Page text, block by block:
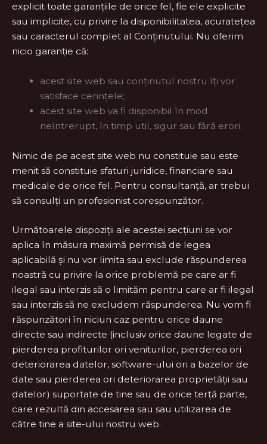
explicit toate garanțiile de orice fel, fie ele explicite
sau implicite, cu privire la disponibilitatea, acuratețea
sau caracterul complet al Conținutului. Nu oferim
nicio garanție că:
acest site web sau conținutul nostru îți vor
satisface cerințele;
acest site web va fi disponibil în mod
neîntrerupt, în timp util, sigur sau fără erori.
Nimic de pe acest site web nu constituie sau este
menit să constituie sfaturi juridice, financiare sau
medicale de orice fel. Pentru consultanță, ar trebui
să consulți un profesionist corespunzător.
Următoarele dispoziții ale acestei secțiuni se vor
aplica în măsura maximă permisă de legea
aplicabilă și nu vor limita sau exclude răspunderea
noastră cu privire la orice problemă pe care ar fi
ilegal sau interzis să o limităm pentru care ar fi ilegal
sau interzis să ne excludem răspunderea. Nu vom fi
răspunzători în niciun caz pentru orice daune
directe sau indirecte (inclusiv orice daune legate de
pierderea profiturilor ori veniturilor, pierderea ori
deteriorarea datelor, software-ului ori a bazelor de
date sau pierderea ori deteriorarea proprietății sau
datelor) suportate de tine sau de orice terță parte,
care rezultă din accesarea sau sau utilizarea de
către tine a site-ului nostru web.